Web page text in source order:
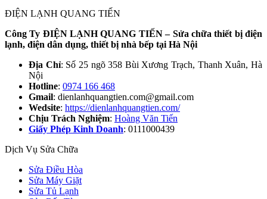
ĐIỆN LẠNH QUANG TIẾN
Công Ty ĐIỆN LẠNH QUANG TIẾN – Sửa chữa thiết bị điện
lạnh, điện dân dụng, thiết bị nhà bếp tại Hà Nội
Địa Chỉ: Số 25 ngõ 358 Bùi Xương Trạch, Thanh Xuân, Hà
Nội
Hotline: 0974 166 468
Gmail: dienlanhquangtien.com@gmail.com
Wedsite: https://dienlanhquangtien.com/
Chịu Trách Nghiệm: Hoàng Văn Tiến
Giấy Phép Kinh Doanh: 0111000439
Dịch Vụ Sửa Chữa
Sửa Điều Hòa
Sửa Máy Giặt
Sửa Tủ Lạnh